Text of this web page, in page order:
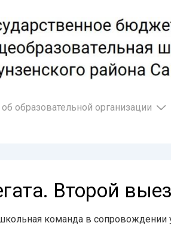
образовательной организации
Второй
команда в сопровождении